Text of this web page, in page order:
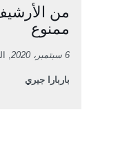
من
ممنوع
6 سبتمبر، 2020 , العدد 27 /
باربارا جيري